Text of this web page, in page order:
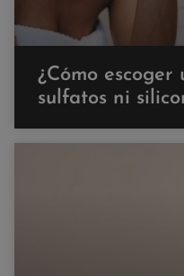
¿Cómo escoger
sulfatos ni